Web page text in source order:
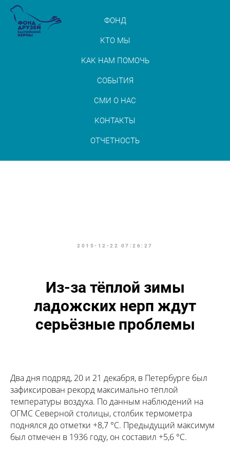
ФОНД
КТО МЫ
КАК НАМ ПОМОЧЬ
СОБЫТИЯ
СМИ О НАС
КОНТАКТЫ
ОТЧЕТНОСТЬ
2015-12-22 07:26:27
Из-за тёплой зимы
ладожских нерп ждут
серьёзные проблемы
Два дня подряд, 20 и 21 декабря, в Петербурге был
зафиксирован рекорд максимально тёплой
температуры воздуха. По данным наблюдений на
ОГМС Северной столицы, столбик термометра
поднялся до отметки +8,7 °С. Предыдущий максимум
был отмечен в 1936 году, он составил +5,6 °С.